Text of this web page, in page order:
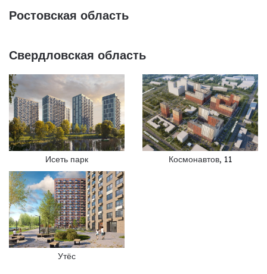
Ростовская область
Свердловская область
Исеть парк Космонавтов, 11
Утёс